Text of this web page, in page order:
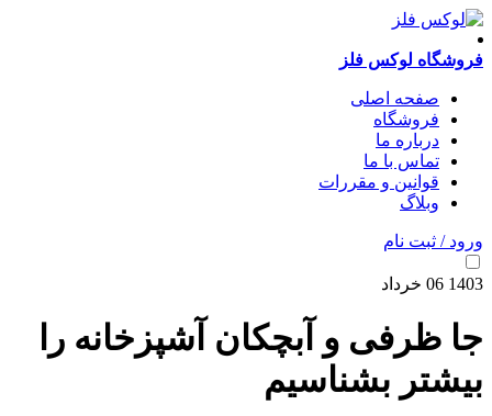
فروشگاه لوکس فلز
صفحه اصلی
فروشگاه
درباره ما
تماس با ما
قوانین و مقررات
وبلاگ
ورود / ثبت نام
1403
06 خرداد
جا ظرفی و آبچکان آشپزخانه را
بیشتر بشناسیم